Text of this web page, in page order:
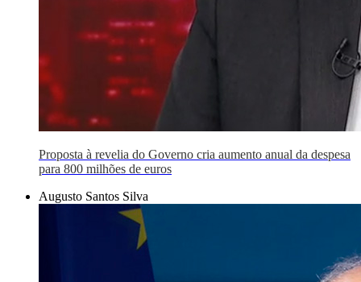
Proposta à revelia do Governo cria aumento anual da despesa
para 800 milhões de euros
Augusto Santos Silva